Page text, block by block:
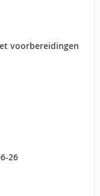
voorbereidingen
26